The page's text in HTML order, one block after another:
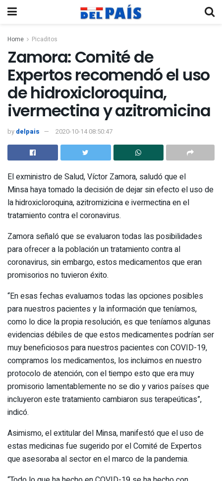
Home Picaditos
Zamora: Comité de
Expertos recomendó el uso
de hidroxicloroquina,
ivermectina y azitromicina
by delpais 2020-10-14 08:50:47
El exministro de Salud, Víctor Zamora, saludó que el
Minsa haya tomado la decisión de dejar sin efecto el uso de
la hidroxicloroquina, azitromizicina e ivermectina en el
tratamiento contra el coronavirus.
Zamora señaló que se evaluaron todas las posibilidades
para ofrecer a la población un tratamiento contra al
coronavirus, sin embargo, estos medicamentos que eran
promisorios no tuvieron éxito.
“En esas fechas evaluamos todas las opciones posibles
para nuestros pacientes y la información que teníamos,
como lo dice la propia resolución, es que teníamos algunas
evidencias débiles de que estos medicamentes podrían ser
muy beneficiosos para nuestros pacientes con COVID-19,
compramos los medicamentos, los incluimos en nuestro
protocolo de atención, con el tiempo esto que era muy
promisorio lamentablemente no se dio y varios países que
incluyeron este tratamiento cambiaron sus terapeúticas”,
indicó.
Asimismo, el extitular del Minsa, manifestó que el uso de
estas medicinas fue sugerido por el Comité de Expertos
que asesoraba al sector en el marco de la pandemia.